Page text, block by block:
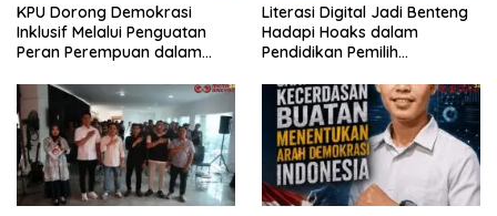
KPU Dorong Demokrasi
Inklusif Melalui Penguatan
Peran Perempuan dalam
Literasi Digital Jadi Benteng
Hadapi Hoaks dalam
Pendidikan Pemilih